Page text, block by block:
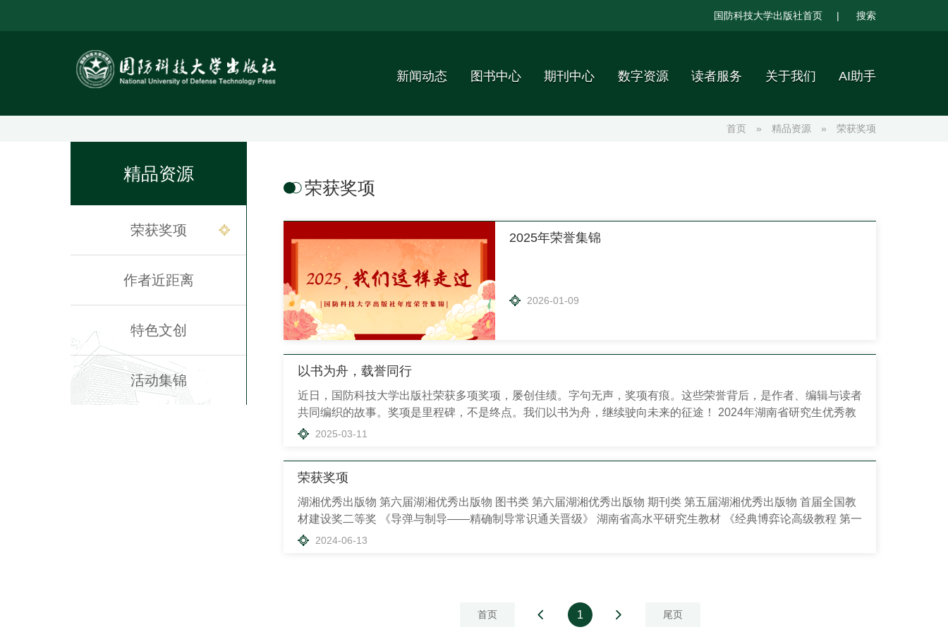
国防科技大学出版社首页 | 搜索
新闻动态 图书中心 期刊中心 数字资源 读者服务 关于我们 AI助手
首页 » 精品资源 » 荣获奖项
精品资源
荣获奖项
作者近距离
特色文创
活动集锦
荣获奖项
2025年荣誉集锦
2026-01-09
以书为舟，载誉同行
近日，国防科技大学出版社荣获多项奖项，屡创佳绩。字句无声，奖项有痕。这些荣誉背后，是作者、编辑与读者
共同编织的故事。奖项是里程碑，不是终点。我们以书为舟，继续驶向未来的征途！ 2024年湖南省研究生优秀教
材 《高级信号处理》 王展 等 编著 ISBN：978-7-5673-0661-5 本书以离散时间随机信号分析与处理为重点，系统
2025-03-11
荣获奖项
湖湘优秀出版物 第六届湖湘优秀出版物 图书类 第六届湖湘优秀出版物 期刊类 第五届湖湘优秀出版物 首届全国教
材建设奖二等奖 《导弹与制导——精确制导常识通关晋级》 湖南省高水平研究生教材 《经典博弈论高级教程 第一
卷：原理与模型》 “十四五”国家重点出版物出版规划项目、 国家出版基金资助项目 军事高科技知识丛书
2024-06-13
首页 1 尾页